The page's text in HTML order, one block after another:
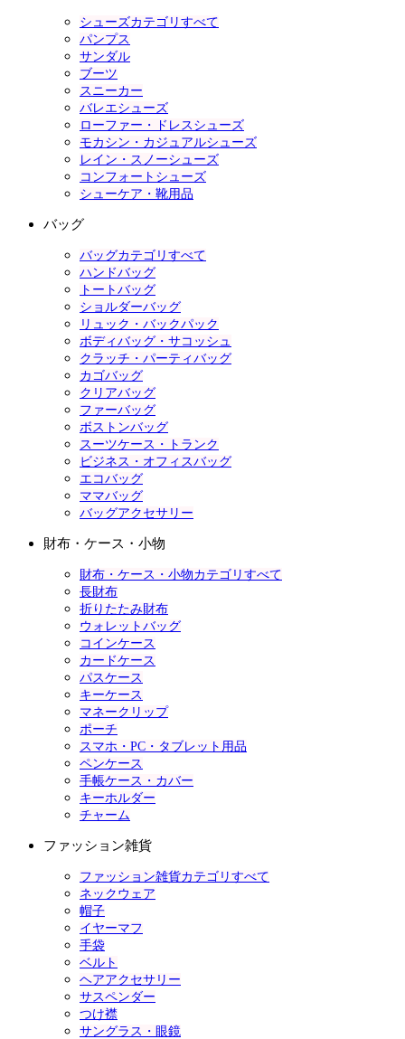
シューズカテゴリすべて
パンプス
サンダル
ブーツ
スニーカー
バレエシューズ
ローファー・ドレスシューズ
モカシン・カジュアルシューズ
レイン・スノーシューズ
コンフォートシューズ
シューケア・靴用品
バッグ
バッグカテゴリすべて
ハンドバッグ
トートバッグ
ショルダーバッグ
リュック・バックパック
ボディバッグ・サコッシュ
クラッチ・パーティバッグ
カゴバッグ
クリアバッグ
ファーバッグ
ボストンバッグ
スーツケース・トランク
ビジネス・オフィスバッグ
エコバッグ
ママバッグ
バッグアクセサリー
財布・ケース・小物
財布・ケース・小物カテゴリすべて
長財布
折りたたみ財布
ウォレットバッグ
コインケース
カードケース
パスケース
キーケース
マネークリップ
ポーチ
スマホ・PC・タブレット用品
ペンケース
手帳ケース・カバー
キーホルダー
チャーム
ファッション雑貨
ファッション雑貨カテゴリすべて
ネックウェア
帽子
イヤーマフ
手袋
ベルト
ヘアアクセサリー
サスペンダー
つけ襟
サングラス・眼鏡